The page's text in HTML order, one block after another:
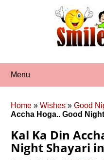
Menu
Home »Wishes »Good
Accha Hoga.. Good
Kal Ka Din
Night Shayari